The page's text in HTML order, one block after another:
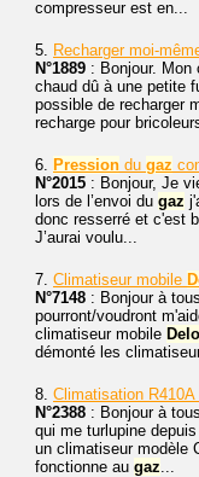
compresseur est en...
5. Recharger moi-
N°1889 : Bonjour. Mon
chaud dû à une petite
possible de recharger
recharge pour
6. Pression du gaz
N°2015 : Bonjour, Je
lors de l’envoi du gaz
donc resserré et c'est
J’aurai voulu...
7. Climatiseur mobile
N°7148 : Bonjour à
pourront/voudront
climatiseur mobile
démonté les
8. Climatisation
N°2388 : Bonjour à
qui me turlupine
un climatiseur modèle
fonctionne au gaz...